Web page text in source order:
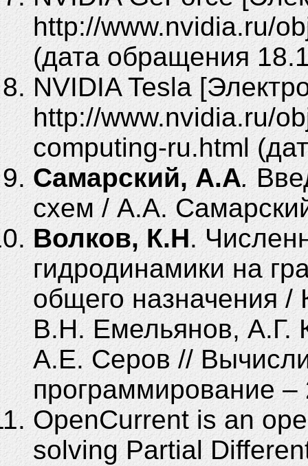
http://www.nvi­dia.ru/
(дата обращения
NVIDIA Tesla
http://www.nvi­dia.ru/
computing-ru.html
Самарский, А.А.
схем / А.А.
Волков, К.Н.
гидродинамики на
общего назначения /
В.Н. Емельянов, А.Г.
А.Е. Серов //
программирование
OpenCurrent is an
solving Partial